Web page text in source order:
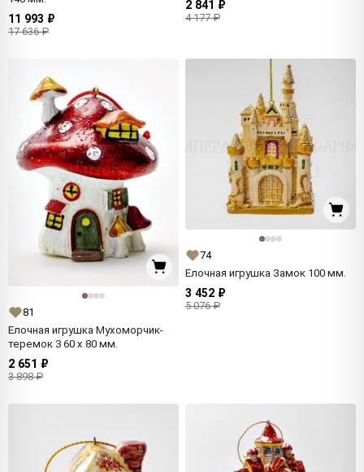
11 993 ₽
17 636 ₽
2 841 ₽
4 177 ₽
81
Елочная игрушка Мухоморчик-
теремок 3 60 x 80 мм.
2 651 ₽
3 898 ₽
74
Елочная игрушка Замок 100 мм.
3 452 ₽
5 076 ₽